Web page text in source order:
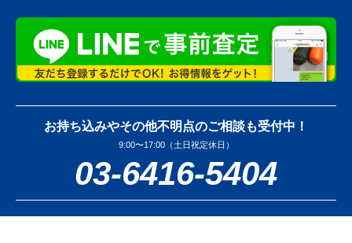
お持ち込みやその他不明点のご相談も受付中！
9:00〜17:00（土日祝定休日）
03-6416-5404